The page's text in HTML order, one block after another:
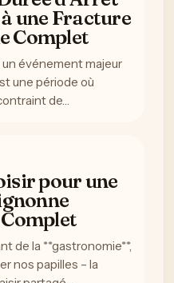
une Fracture
Complet
un événement majeur
une période où
de…
pour une
de la **gastronomie**,
nos papilles – la